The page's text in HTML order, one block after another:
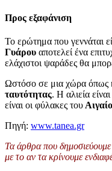
Προς εξαφάνιση
Το ερώτημα που γεννάται
Γυάρου αποτελεί ένα
ελάχιστοι ψαράδες θα
Ωστόσο σε μια χώρα όπως
ταυτότητας. Η αλιεία
είναι οι φύλακες του
Πηγή: www.tanea.gr
Τα άρθρα που δημοσιεύουμε
με το αν τα κρίνουμε